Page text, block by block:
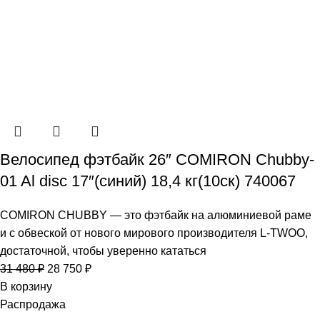
Велосипед фэтбайк 26″ COMIRON Chubby-
01 Al disc 17″(синий) 18,4 кг(10cк) 740067
COMIRON CHUBBY — это фэтбайк на алюминиевой раме
и с обвеской от нового мирового производителя L-TWOO,
достаточной, чтобы уверенно кататься
31 480₽ 28 750 ₽
В корзину
Распродажа